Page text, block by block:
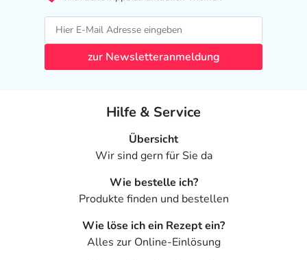
zur Newsletteranmeldung
Hilfe & Service
Übersicht
Wir sind gern für Sie da
Wie bestelle ich?
Produkte finden und bestellen
Wie löse ich ein Rezept ein?
Alles zur Online-Einlösung